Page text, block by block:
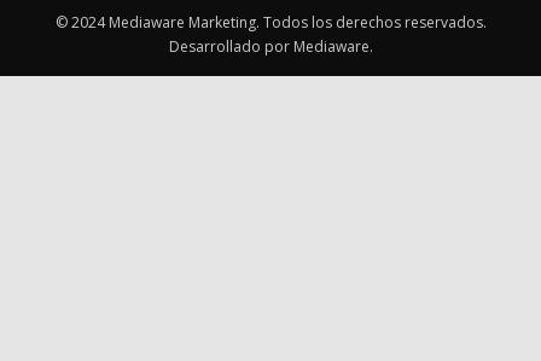
© 2024 Mediaware Marketing. Todos los derechos reservados.
Desarrollado por Mediaware.